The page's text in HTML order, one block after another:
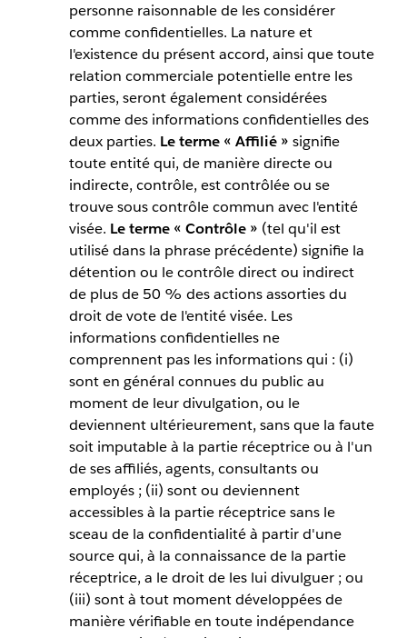
personne raisonnable de les considérer
comme confidentielles. La nature et
l'existence du présent accord, ainsi que toute
relation commerciale potentielle entre les
parties, seront également considérées
comme des informations confidentielles des
deux parties. Le terme « Affilié » signifie
toute entité qui, de manière directe ou
indirecte, contrôle, est contrôlée ou se
trouve sous contrôle commun avec l'entité
visée. Le terme « Contrôle » (tel qu'il est
utilisé dans la phrase précédente) signifie la
détention ou le contrôle direct ou indirect
de plus de 50 % des actions assorties du
droit de vote de l'entité visée. Les
informations confidentielles ne
comprennent pas les informations qui : (i)
sont en général connues du public au
moment de leur divulgation, ou le
deviennent ultérieurement, sans que la faute
soit imputable à la partie réceptrice ou à l'un
de ses affiliés, agents, consultants ou
employés ; (ii) sont ou deviennent
accessibles à la partie réceptrice sans le
sceau de la confidentialité à partir d'une
source qui, à la connaissance de la partie
réceptrice, a le droit de les lui divulguer ; ou
(iii) sont à tout moment développées de
manière vérifiable en toute indépendance